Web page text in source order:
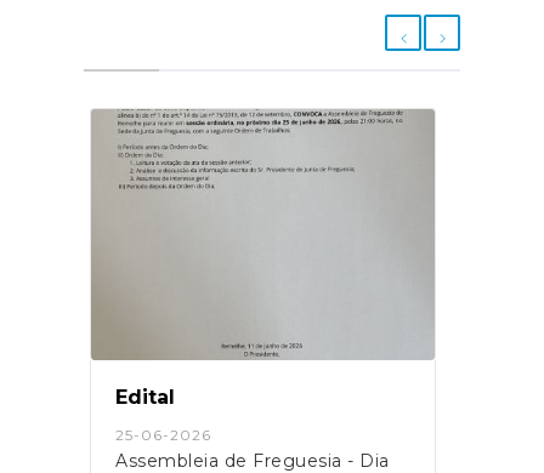
Edital
25-06-2026
Assembleia de Freguesia - Dia